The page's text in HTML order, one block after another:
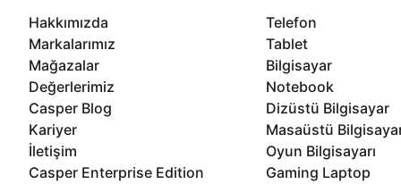
Hakkımızda
Markalarımız
Mağazalar
Değerlerimiz
Casper Blog
Kariyer
İletişim
Casper Enterprise Edition
Telefon
Tablet
Bilgisayar
Notebook
Dizüstü Bilgisayar
Masaüstü
Oyun Bilgisayarı
Gaming Laptop